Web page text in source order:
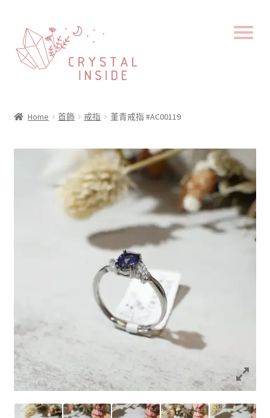
Home 首飾 戒指 堇青戒指 #AC00119